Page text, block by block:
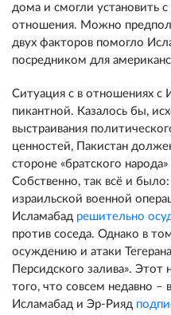
дома и смогли установить
отношения. Можно
двух факторов помогло
посредником для
Ситуация с в отношениях
пикантной. Казалось бы,
выстраивания
ценностей, Пакистан
стороне «братского
Собственно, так всё и
израильской военной
Исламабад решительно
против соседа. Однако в
осуждению и атаки
Персидского залива». Этот
того, что совсем недавно –
Исламабад и Эр-Рияд